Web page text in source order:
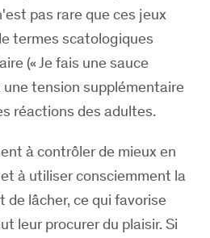
pas rare que ces jeux
termes scatologiques
(« Je fais une sauce
tension supplémentaire
réactions des adultes.
à contrôler de mieux en
à utiliser consciemment la
lâcher, ce qui favorise
leur procurer du plaisir. Si